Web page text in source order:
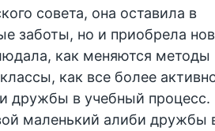
совета, она оставила в
заботы, но и приобрела
как меняются методы
как все более
дружбы в учебный процесс.
маленький алиби дружбы